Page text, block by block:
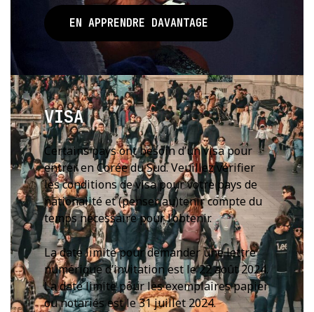
EN APPRENDRE DAVANTAGE
VISA
Certains pays ont besoin d’un visa pour
entrer en Corée du Sud. Veuillez vérifier
les conditions de visa pour votre pays de
nationalité et (penser au)tenir compte du
temps nécessaire pour l’obtenir.
La date limite pour demander une lettre
numérique d’invitation est le 22 août 2024.
La date limite pour les exemplaires papier
ou notariés est le 31 juillet 2024.